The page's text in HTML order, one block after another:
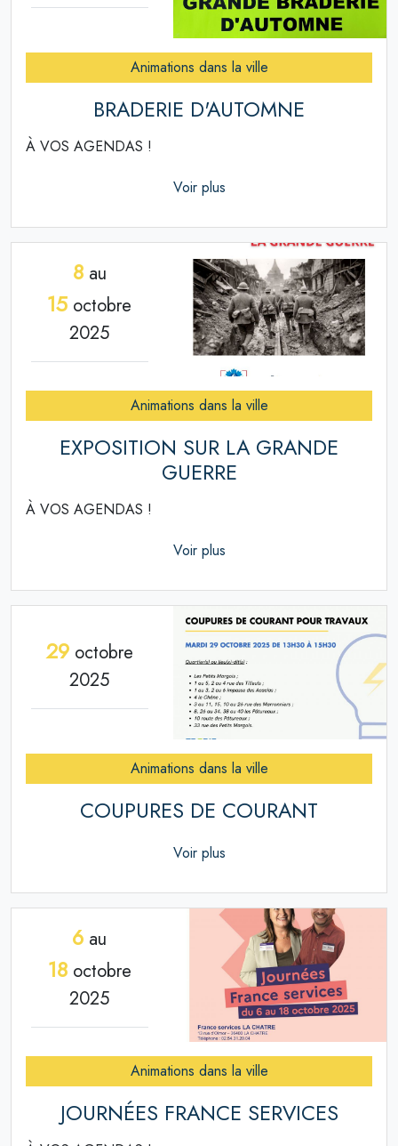
Animations dans la ville
BRADERIE D'AUTOMNE
À VOS AGENDAS !
Voir plus
8au
15 octobre
2025
Animations dans la ville
EXPOSITION SUR LA GRANDE
GUERRE
À VOS AGENDAS !
Voir plus
29octobre
2025
Animations dans la ville
COUPURES DE COURANT
Voir plus
6 au
18octobre
2025
Animations dans la ville
JOURNÉES FRANCE SERVICES